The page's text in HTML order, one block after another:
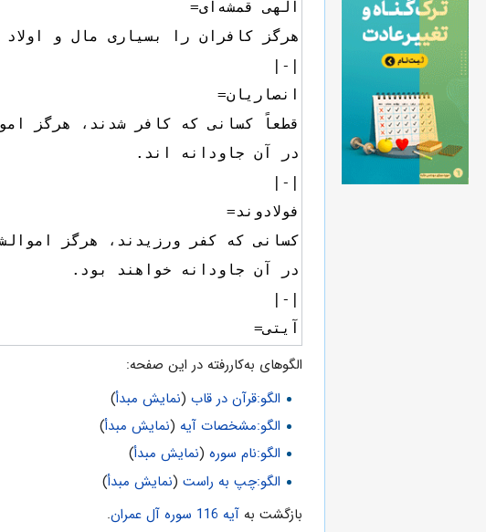
الگوهای به‌کاررفته در این صفحه:
الگو:قرآن در قاب(نمایش مبدأ)
الگو:مشخصات آیه(نمایش مبدأ)
الگو:نام سوره(نمایش مبدأ)
الگو:چپ به راست(نمایش مبدأ)
بازگشت به آیه 116 سوره آل عمران .